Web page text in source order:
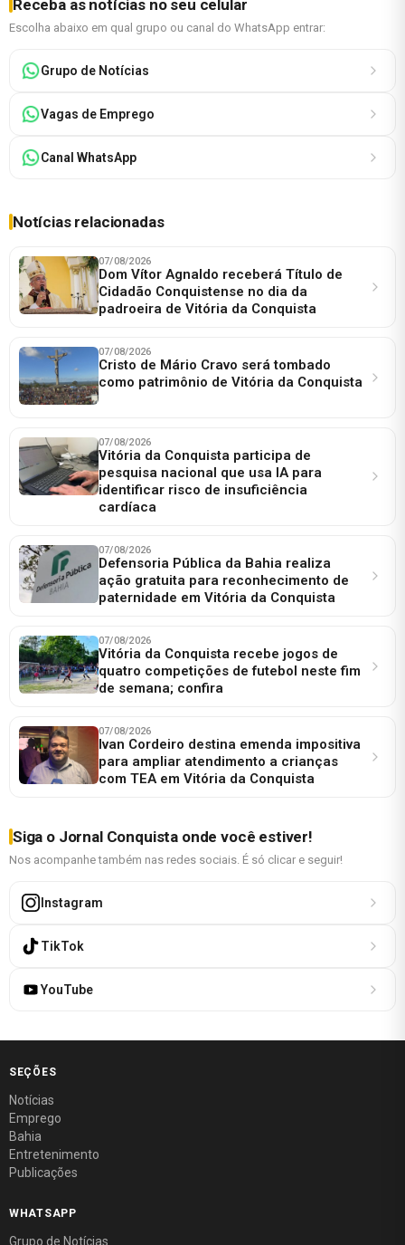
Receba as notícias no seu celular
Escolha abaixo em qual grupo ou canal do WhatsApp entrar:
Grupo de Notícias
Vagas de Emprego
Canal WhatsApp
Notícias relacionadas
07/08/2026
Dom Vítor Agnaldo receberá Título de
Cidadão Conquistense no dia da
padroeira de Vitória da Conquista
07/08/2026
Cristo de Mário Cravo será tombado
como patrimônio de Vitória da Conquista
07/08/2026
Vitória da Conquista participa de
pesquisa nacional que usa IA para
identificar risco de insuficiência
cardíaca
07/08/2026
Defensoria Pública da Bahia realiza
ação gratuita para reconhecimento de
paternidade em Vitória da Conquista
07/08/2026
Vitória da Conquista recebe jogos de
quatro competições de futebol neste fim
de semana; confira
07/08/2026
Ivan Cordeiro destina emenda impositiva
para ampliar atendimento a crianças
com TEA em Vitória da Conquista
Siga o Jornal Conquista onde você estiver!
Nos acompanhe também nas redes sociais. É só clicar e seguir!
Instagram
TikTok
YouTube
SEÇÕES
Notícias
Emprego
Bahia
Entretenimento
Publicações
WHATSAPP
Grupo de Notícias